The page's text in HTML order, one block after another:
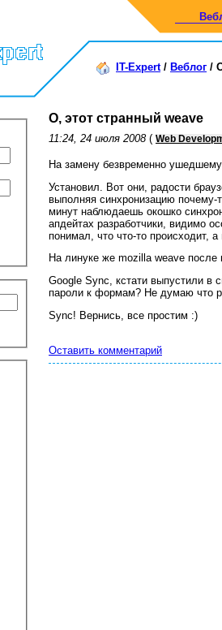
IT-Expert/ Веблог /
О, этот странный weave
11:24, 24 июля 2008 ( Web
На замену безвременно
Установил. Вот они, радости
выполняя синхронизацию
минут наблюдаешь окошко
апдейтах разработчики, видимо
понимал, что что-то происходит, а
На линуке же mozilla weave после
Google Sync, кстати выпустили в
пароли к формам? Не думаю что
Sync! Вернись, все простим :)
Оставить комментарий